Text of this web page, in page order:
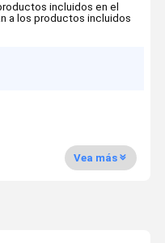
incluidos en el
a los productos incluidos
Vea más